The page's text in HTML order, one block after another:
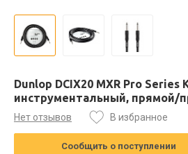
Dunlop DCIX20 MXR Pro Series
инструментальный, прямой/
Нет отзывов В избранное
Сообщить о поступлении